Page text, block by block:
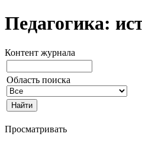
Педагогика:
Контент журнала
Область поиска
Просматривать